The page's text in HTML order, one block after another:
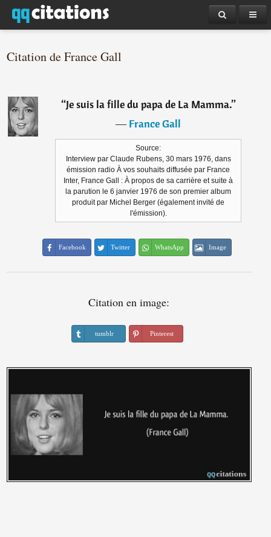
Citation de France Gall
“Je suis la fille du papa de La Mamma.”
―France Gall
Source:
Interview par Claude Rubens, 30 mars 1976, dans
émission radio À vos souhaits diffusée par France
Inter, France Gall : À propos de sa carrière et suite à
la parution le 6 janvier 1976 de son premier album
produit par Michel Berger (également invité de
l'émission).
Facebook Twitter WhatsApp Image
Citation en image:
tumblr Pinterest